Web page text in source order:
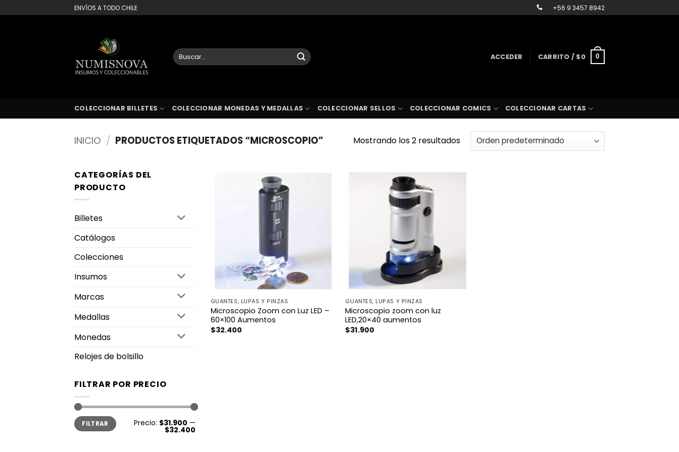
al
ENVÍOS A TODO CHILE +56 9 3457 8942
Buscar
por:
ACCEDER CARRITO / $0 0
COLECCIONAR BILLETES COLECCIONAR MONEDAS Y MEDALLAS COLECCIONAR SELLOS COLECCIONAR COMICS COLECCIONAR CARTAS
INICIO / PRODUCTOS ETIQUETADOS “MICROSCOPIO” Mostrando los 2 resultados
CATEGORÍAS DEL
PRODUCTO
Billetes
Catálogos
Colecciones
Insumos
Marcas
Medallas
Monedas
Relojes de bolsillo
FILTRAR POR PRECIO
Precio
mínimo
Precio
máximo
FILTRAR Precio: $31.900 —
$32.400
GUANTES, LUPAS Y PINZAS
Microscopio Zoom con Luz LED –
60×100 Aumentos
$32.400
GUANTES, LUPAS Y PINZAS
Microscopio zoom con luz
LED,20×40 aumentos
$31.900